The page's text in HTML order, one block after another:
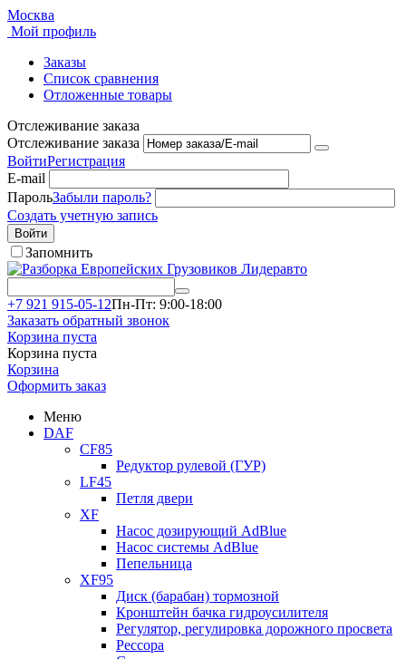
Москва
Мой профиль
Заказы
Список сравнения
Отложенные товары
Отслеживание заказа
Отслеживание заказа
ВойтиРегистрация
E-mail
ПарольЗабыли пароль?
Создать учетную запись
Войти
Запомнить
+7 921 915-05-12Пн-Пт: 9:00-18:00
Заказать обратный звонок
Корзина пуста
Корзина пуста
Корзина
Оформить заказ
Меню
DAF
CF85
Редуктор рулевой (ГУР)
LF45
Петля двери
XF
Насос дозирующий AdBlue
Насос системы AdBlue
Пепельница
XF95
Диск (барабан) тормозной
Кронштейн бачка гидроусилителя
Регулятор, регулировка дорожного просвета
Рессора